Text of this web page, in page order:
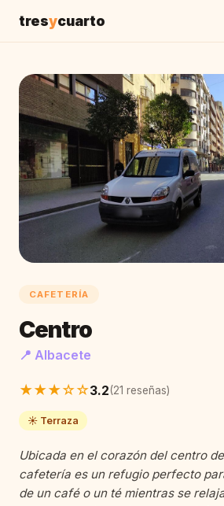
tresycuarto
CAFETERÍA
Centro
📍 Albacete
★★★☆☆3.2(21 reseñas)
☀️ Terraza
Ubicada en el corazón del centro
cafetería es un refugio perfecto
de un café o un té mientras se